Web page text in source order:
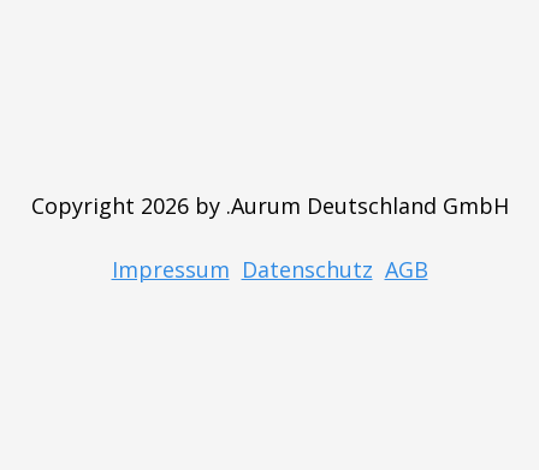
Copyright 2026 by .Aurum Deutschland GmbH
Impressum Datenschutz AGB